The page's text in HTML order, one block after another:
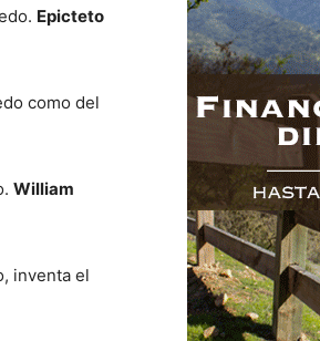
Epicteto
como del
William
inventa el